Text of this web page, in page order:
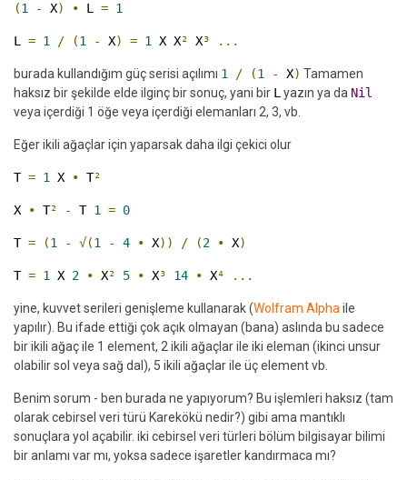
(1 - X) • L = 1
L = 1 / (1 - X) = 1 X X² X³ ...
burada kullandığım güç serisi açılımı 1 / (1 - X) Tamamen
haksız bir şekilde elde ilginç bir sonuç, yani bir L yazın ya da Nil
veya içerdiği 1 öğe veya içerdiği elemanları 2, 3, vb.
Eğer ikili ağaçlar için yaparsak daha ilgi çekici olur
T = 1 X • T²
X • T² - T 1 = 0
T = (1 - √(1 - 4 • X)) / (2 • X)
T = 1 X 2 • X² 5 • X³ 14 • X⁴ ...
yine, kuvvet serileri genişleme kullanarak (Wolfram Alpha ile
yapılır). Bu ifade ettiği çok açık olmayan (bana) aslında bu sadece
bir ikili ağaç ile 1 element, 2 ikili ağaçlar ile iki eleman (ikinci unsur
olabilir sol veya sağ dal), 5 ikili ağaçlar ile üç element vb.
Benim sorum - ben burada ne yapıyorum? Bu işlemleri haksız (tam
olarak cebirsel veri türü Karekökü nedir?) gibi ama mantıklı
sonuçlara yol açabilir. iki cebirsel veri türleri bölüm bilgisayar bilimi
bir anlamı var mı, yoksa sadece işaretler kandırmaca mı?